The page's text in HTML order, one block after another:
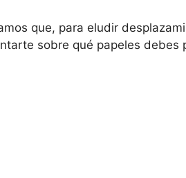
que, para eludir
sobre qué papeles debes